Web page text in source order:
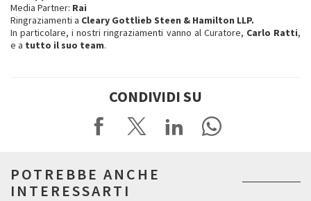
Media Partner: Rai
Ringraziamenti a Cleary Gottlieb Steen & Hamilton LLP.
In particolare, i nostri ringraziamenti vanno al Curatore, Carlo Ratti,
e a tutto il suo team.
CONDIVIDI SU
POTREBBE ANCHE
INTERESSARTI